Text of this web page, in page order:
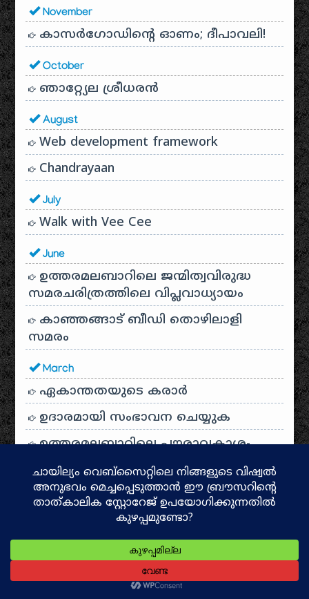
November
കാസർഗോഡിൻ്റെ ഓണം; ദീപാവലി!
October
ഞാറ്റ്യേല ശ്രീധരൻ
August
Web development framework
Chandrayaan
July
Walk with Vee Cee
June
ഉത്തരമലബാറിലെ ജന്മിത്വവിരുദ്ധ
സമരചരിത്രത്തിലെ വിപ്ലവാധ്യായം
കാഞ്ഞങ്ങാട് ബീഡി തൊഴിലാളി
സമരം
March
ഏകാന്തതയുടെ കരാർ
ഉദാരമായി സംഭാവന ചെയ്യുക
ഉത്തരമലബാറിലെ പൗരാവകാശ-
January
വടക്കൻ മലബാറിലെ ജ്വലിക്കുന്ന